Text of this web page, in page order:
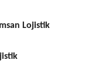
Lojistik